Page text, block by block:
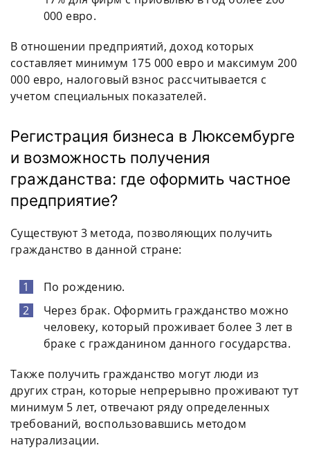
000 евро.
В отношении предприятий, доход которых
составляет минимум 175 000 евро и максимум 200
000 евро, налоговый взнос рассчитывается с
учетом специальных показателей.
Регистрация бизнеса в Люксембурге
и возможность получения
гражданства: где оформить частное
предприятие?
Существуют 3 метода, позволяющих получить
гражданство в данной стране:
По рождению.
Через брак. Оформить гражданство можно
человеку, который проживает более 3 лет в
браке с гражданином данного государства.
Также получить гражданство могут люди из
других стран, которые непрерывно проживают тут
минимум 5 лет, отвечают ряду определенных
требований, воспользовавшись методом
натурализации.